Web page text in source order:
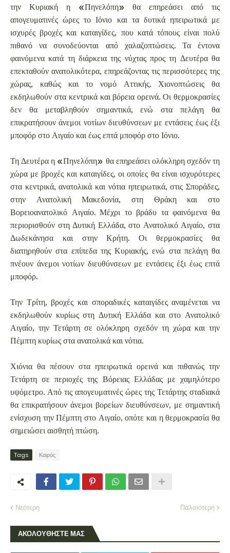
την Κυριακή η «Πηνελόπη» θα επηρεάσει από τις
απογευματινές ώρες το Ιόνιο και τα δυτικά ηπειρωτικά με
ισχυρές βροχές και καταιγίδες, που κατά τόπους είναι πολύ
πιθανό να συνοδεύονται από χαλαζοπτώσεις. Τα έντονα
φαινόμενα κατά τη διάρκεια της νύχτας προς τη Δευτέρα θα
επεκταθούν ανατολικότερα, επηρεάζοντας τις περισσότερες της
χώρας, καθώς και το νομό Αττικής. Χιονοπτώσεις θα
εκδηλωθούν στα κεντρικά και βόρεια ορεινά. Οι θερμοκρασίες
δεν θα μεταβληθούν σημαντικά, ενώ στα πελάγη θα
επικρατήσουν άνεμοι νοτίων διευθύνσεων με εντάσεις έως έξι
μποφόρ στο Αιγαίο και έως επτά μποφόρ στο Ιόνιο.
Τη Δευτέρα η «Πηνελόπη» θα επηρεάσει ολόκληρη σχεδόν τη
χώρα με βροχές και καταιγίδες, οι οποίες θα είναι ισχυρότερες
στα κεντρικά, ανατολικά και νότια ηπειρωτικά, στις Σποράδες,
στην Ανατολική Μακεδονία, στη Θράκη και στο
Βορειοανατολικό Αιγαίο. Μέχρι το βράδυ τα φαινόμενα θα
περιορισθούν στη Δυτική Ελλάδα, στο Ανατολικό Αιγαίο, στα
Δωδεκάνησα και στην Κρήτη. Οι θερμοκρασίες θα
διατηρηθούν στα επίπεδα της Κυριακής, ενώ στα πελάγη θα
πνέουν άνεμοι νοτίων διευθύνσεων με εντάσεις έξι έως επτά
μποφόρ.
Την Τρίτη, βροχές και σποραδικές καταιγίδες αναμένεται να
εκδηλωθούν κυρίως στη Δυτική Ελλάδα και στο Ανατολικό
Αιγαίο, την Τετάρτη σε ολόκληρη σχεδόν τη χώρα και την
Πέμπτη κυρίως στα ανατολικά και νότια.
Χιόνια θα πέσουν στα ηπειρωτικά ορεινά και πιθανώς την
Τετάρτη σε περιοχές της Βόρειας Ελλάδας με χαμηλότερο
υψόμετρο. Από τις απογευματινές ώρες της Τετάρτης σταδιακά
θα επικρατήσουν άνεμοι βορείων διευθύνσεων, με σημαντική
ενίσχυση την Πέμπτη στο Αιγαίο, οπότε και η θερμοκρασία θα
σημειώσει αισθητή πτώση.
Tags Καιρός
Νεότερη Παλαιότερη
ΑΚΟΛΟΥΘΗΣΤΕ ΜΑΣ